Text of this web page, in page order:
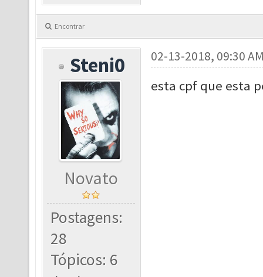
Encontrar
Steni0
Novato
Postagens:
28
Tópicos: 6
02-13-2018, 09:30
esta cpf que esta